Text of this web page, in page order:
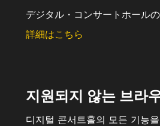
デジタル・コンサートホール
詳細はこちら
지원되지 않는 브라
디지털 콘서트홀의 모든 기능